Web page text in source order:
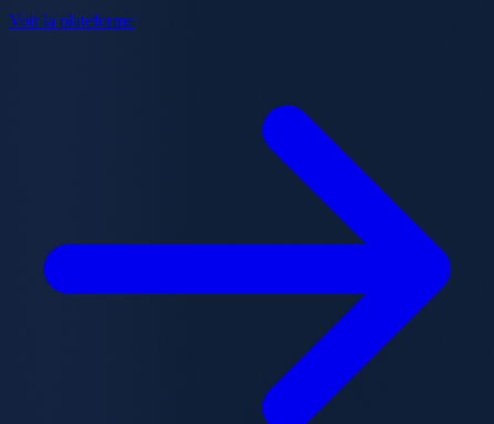
Voir la plateforme